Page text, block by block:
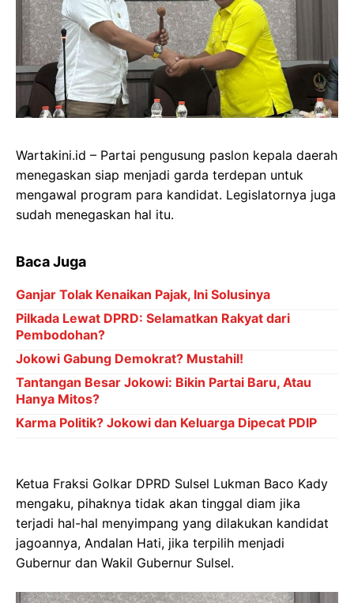
Wartakini.id – Partai pengusung paslon kepala daerah
menegaskan siap menjadi garda terdepan untuk
mengawal program para kandidat. Legislatornya juga
sudah menegaskan hal itu.
Baca Juga
Ganjar Tolak Kenaikan Pajak, Ini Solusinya
Pilkada Lewat DPRD: Selamatkan Rakyat dari
Pembodohan?
Jokowi Gabung Demokrat? Mustahil!
Tantangan Besar Jokowi: Bikin Partai Baru, Atau
Hanya Mitos?
Karma Politik? Jokowi dan Keluarga Dipecat PDIP
Ketua Fraksi Golkar DPRD Sulsel Lukman Baco Kady
mengaku, pihaknya tidak akan tinggal diam jika
terjadi hal-hal menyimpang yang dilakukan kandidat
jagoannya, Andalan Hati, jika terpilih menjadi
Gubernur dan Wakil Gubernur Sulsel.